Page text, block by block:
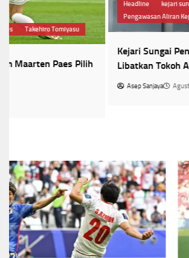
Headline
kejari sungai penuh
Pengawasan Aliran Kepercayaan Masyarakat
Rapat
Kejari Sungai Penuh Bangun Benteng
Libatkan Tokoh Agama hingga Aparat
Agustus 6, 2026